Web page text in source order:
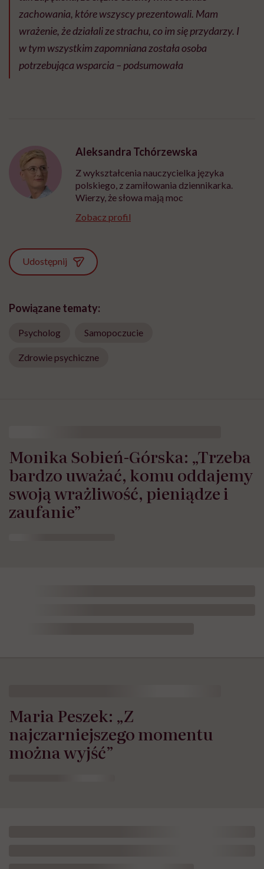
zachowania, które wszyscy prezentowali. Mam
wrażenie, że działali ze strachu, co im się przydarzy. I
w tym wszystkim zapomniana została osoba
potrzebująca wsparcia – podsumowała
Aleksandra Tchórzewska
Z wykształcenia nauczycielka języka
polskiego, z zamiłowania dziennikarka.
Wierzy, że słowa mają moc
Zobacz profil
Udostępnij
Powiązane tematy:
Psycholog Samopoczucie
Zdrowie psychiczne
Monika Sobień-Górska: „Trzeba
bardzo uważać, komu oddajemy
swoją wrażliwość, pieniądze i
zaufanie”
Maria Peszek: „Z
najczarniejszego momentu
można wyjść”